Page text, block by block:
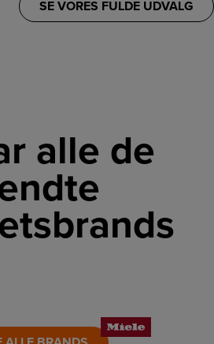
SE VORES FULDE UDVALG
alle de